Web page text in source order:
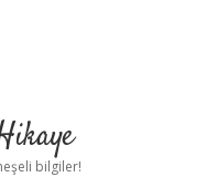
bilgiler!